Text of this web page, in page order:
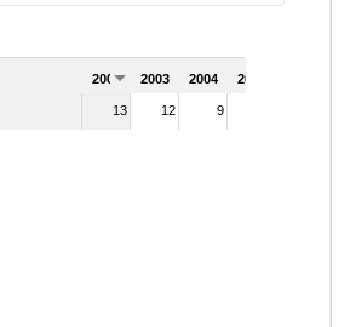
2002 2003 2004 2005
13 12 9